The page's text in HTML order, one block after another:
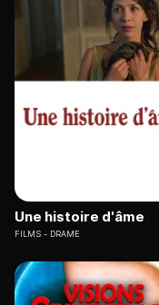
Une histoire d'âme
FILMS DRAME